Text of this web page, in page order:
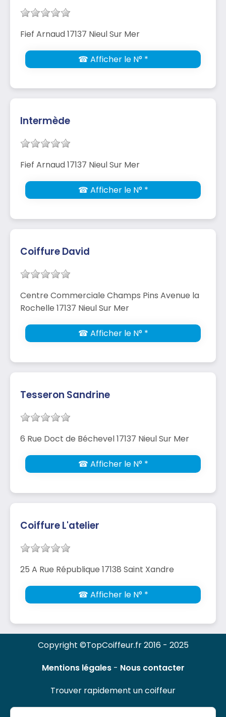
Fief Arnaud 17137 Nieul Sur Mer
☎ Afficher le N° *
Intermède
Fief Arnaud 17137 Nieul Sur Mer
☎ Afficher le N° *
Coiffure David
Centre Commerciale Champs Pins Avenue la
Rochelle 17137 Nieul Sur Mer
☎ Afficher le N° *
Tesseron Sandrine
6 Rue Doct de Béchevel 17137 Nieul Sur Mer
☎ Afficher le N° *
Coiffure L'atelier
25 A Rue République 17138 Saint Xandre
☎ Afficher le N° *
Copyright ©TopCoiffeur.fr 2016 - 2025
Mentions légales- Nous contacter
Trouver rapidement un coiffeur